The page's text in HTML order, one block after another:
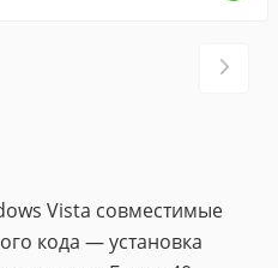
Vista совместимые
кода — установка